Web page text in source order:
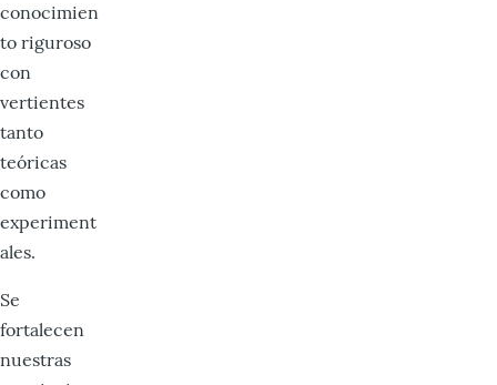
conocimien
to riguroso
con
vertientes
tanto
teóricas
como
experiment
ales.
Se
fortalecen
nuestras